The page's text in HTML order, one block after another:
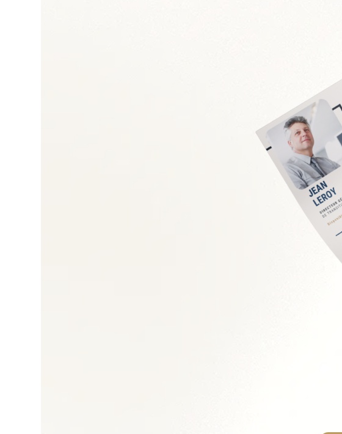
Gouvernance IT et pilotage des SI
Cybersécurité et gestion des risques
Transformation digitale
Gestion de projets ERP/CRM
Management des équipes IT
Architecture des systèmes